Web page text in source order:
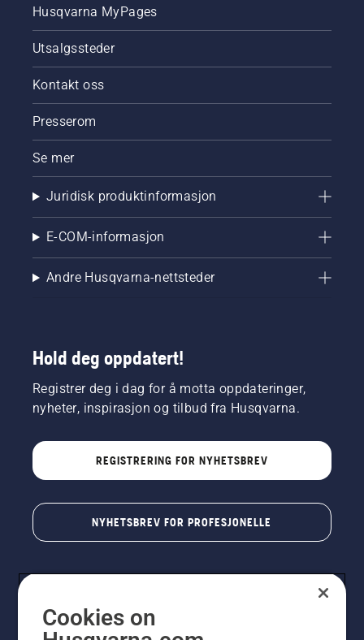
Husqvarna MyPages
Utsalgssteder
Kontakt oss
Presserom
Se mer
Juridisk produktinformasjon
E-COM-informasjon
Andre Husqvarna-nettsteder
Hold deg oppdatert!
Registrer deg i dag for å motta oppdateringer,
nyheter, inspirasjon og tilbud fra Husqvarna.
REGISTRERING FOR NYHETSBREV
NYHETSBREV FOR PROFESJONELLE
Cookies on